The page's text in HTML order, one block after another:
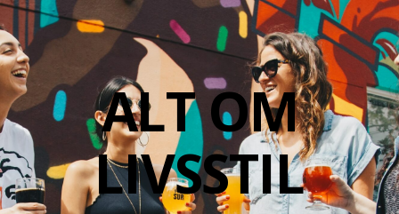
ALT OM
LIVSSTIL